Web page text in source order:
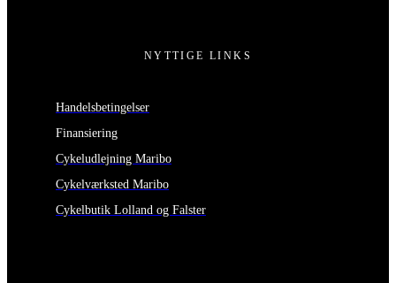
NYTTIGE LINKS
Handelsbetingelser
Finansiering
Cykeludlejning Maribo
Cykelværksted Maribo
Cykelbutik Lolland og Falster